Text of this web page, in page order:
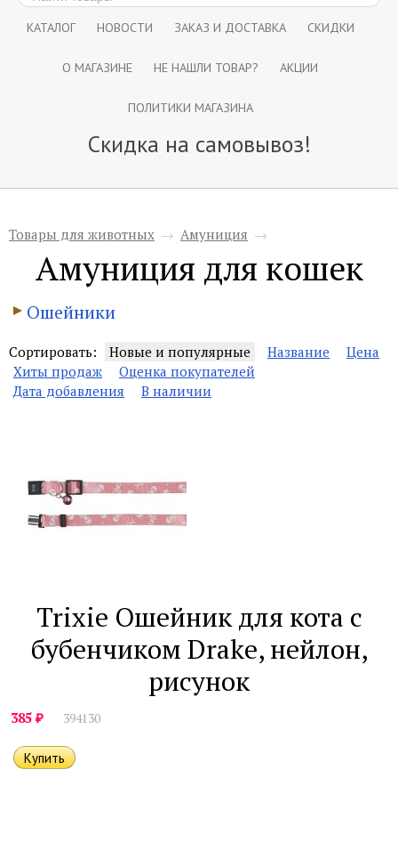
КАТАЛОГ НОВОСТИ ЗАКАЗ И ДОСТАВКА СКИДКИ
О МАГАЗИНЕ НЕ НАШЛИ ТОВАР? АКЦИИ
ПОЛИТИКИ МАГАЗИНА
Скидка на самовывоз!
Товары для животных → Амуниция →
Амуниция для кошек
Ошейники
Сортировать: Новые и популярные Название
Цена
Хиты продаж
Оценка покупателей
Дата добавления
В наличии
Trixie Ошейник для кота с
бубенчиком Drake, нейлон,
рисунок
385 ₽ 394130